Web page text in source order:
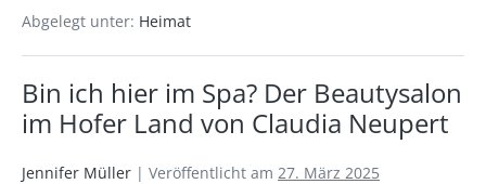
Abgelegt unter: Heimat
Bin ich hier im Spa? Der Beautysalon
im Hofer Land von Claudia Neupert
Jennifer Müller | Veröffentlicht am 27. März 2025